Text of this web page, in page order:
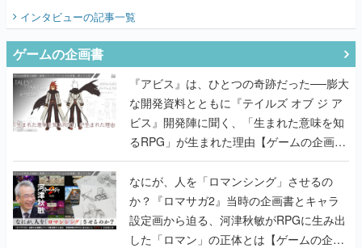
インタビューの記事一覧
ゲームの企画書
『アビス』は、ひとつの奇跡だった──膨大
な開発資料とともに『テイルズ オブ ジ ア
ビス』開発陣に聞く、「生まれた意味を知
るRPG」が生まれた理由【ゲームの企画
書】
なにが、人を「ロマンシング」させるの
か？『ロマサガ2』当時の企画書とキャラ
設定画から迫る、河津秋敏がRPGに生み出
した「ロマン」の正体とは【ゲームの企画